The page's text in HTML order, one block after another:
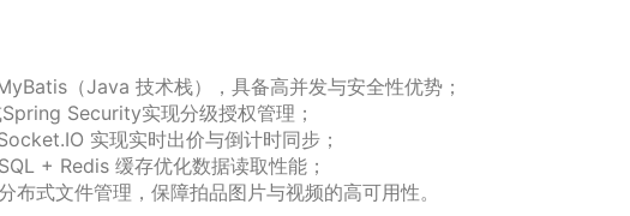
（Java 技术栈），具备高并发与安全性优势；
Security实现分级授权管理；
实现实时出价与倒计时同步；
+ Redis 缓存优化数据读取性能；
布式文件管理，保障拍品图片与视频的高可用性。